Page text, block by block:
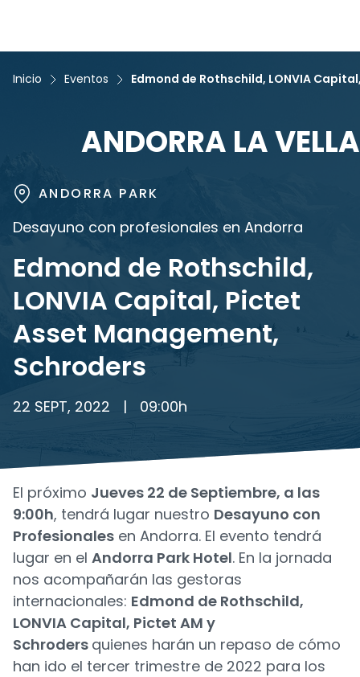
Inicio Eventos Edmond de Rothschild, LONVIA
ANDORRA LA VELLA
ANDORRA PARK
Desayuno con profesionales en Andorra
Edmond de Rothschild,
LONVIA Capital, Pictet
Asset Management,
Schroders
22 SEPT, 2022 | 09:00h
El próximo Jueves 22 de Septiembre, a las
9:00h, tendrá lugar nuestro Desayuno con
Profesionales en Andorra. El evento tendrá
lugar en el Andorra Park Hotel. En la jornada
nos acompañarán las gestoras
internacionales: Edmond de Rothschild,
LONVIA Capital, Pictet AM y
Schroders quienes harán un repaso de cómo
han ido el tercer trimestre de 2022 para los